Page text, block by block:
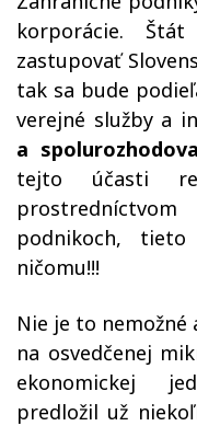
korporácie.
zastupovať
tak sa bude
verejné služby a
a
tejto účasti
podnikoch,
ničomu!!!
Nie je to nemožné
na osvedčenej
ekonomickej
predložil už